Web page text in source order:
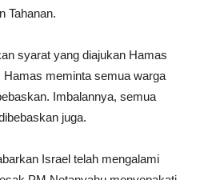
Tahanan.
syarat yang diajukan Hamas
meminta semua warga
Imbalannya, semua
juga.
Israel telah mengalami